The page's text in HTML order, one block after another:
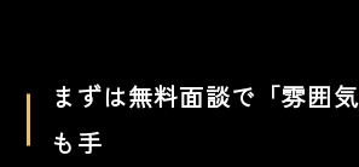
まずは無料面談で「雰囲
も手